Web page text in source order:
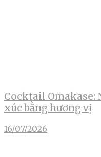
Cocktail Omakase:
xúc bằng hương vị
16/07/2026